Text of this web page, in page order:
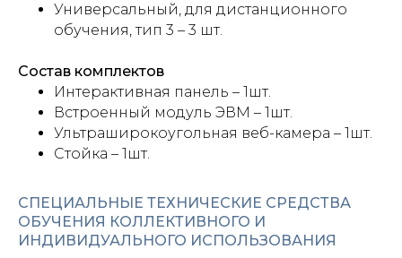
Универсальный, для дистанционного
обучения, тип 3 – 3 шт.
Состав комплектов
Интерактивная панель – 1шт.
Встроенный модуль ЭВМ – 1шт.
Ультраширокоугольная веб-камера – 1шт.
Стойка – 1шт.
СПЕЦИАЛЬНЫЕ ТЕХНИЧЕСКИЕ СРЕДСТВА
ОБУЧЕНИЯ КОЛЛЕКТИВНОГО И
ИНДИВИДУАЛЬНОГО ИСПОЛЬЗОВАНИЯ